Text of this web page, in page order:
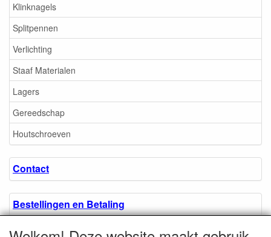
Klinknagels
Splitpennen
Verlichting
Staaf Materialen
Lagers
Gereedschap
Houtschroeven
Contact
Bestellingen en Betaling